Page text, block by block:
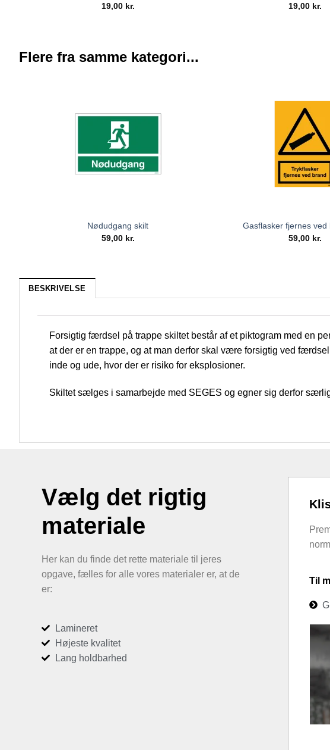
19,00 kr.
19,00 kr.
Flere fra samme kategori...
Nødudgang skilt
59,00 kr.
Gasflasker fjernes ved
59,00 kr.
BESKRIVELSE
Forsigtig færdsel på trappe skiltet består af et piktogram med en
at der er en trappe, og at man derfor skal være forsigtig ved
inde og ude, hvor der er risiko for eksplosioner.
Skiltet sælges i samarbejde med SEGES og egner sig derfor
Vælg det rigtig
materiale
Her kan du finde det rette materiale til jeres
opgave, fælles for alle vores materialer er, at de
er:
Lamineret
Højeste kvalitet
Lang holdbarhed
Til